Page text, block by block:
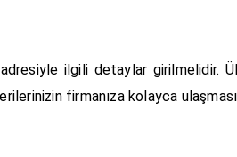
adresiyle ilgili detaylar girilmelidir.
firmanıza kolayca